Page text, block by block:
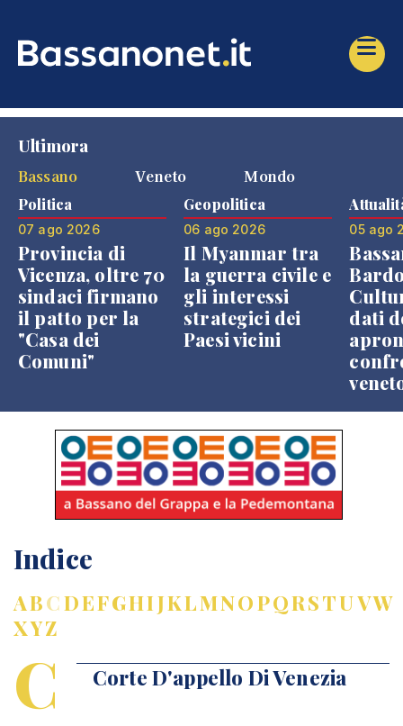
Ultimora
Bassano
Veneto Mondo
Politica
07 ago 2026
Provincia di
Vicenza, oltre 70
sindaci firmano
il patto per la
"Casa dei
Comuni"
Geopolitica
06 ago 2026
Il Myanmar tra
la guerra civile e
gli interessi
strategici dei
Paesi vicini
05 ago
dati
Indice
ABCDEFGHIJKLMNOPQRSTUVW
XYZ
C Corte D'appello Di Venezia